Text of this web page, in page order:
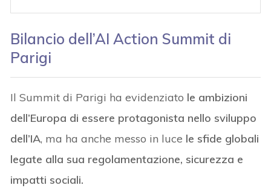
Bilancio dell’AI Action Summit di
Parigi
Il Summit di Parigi ha evidenziato le ambizioni
dell’Europa di essere protagonista nello sviluppo
dell’IA, ma ha anche messo in luce le sfide globali
legate alla sua regolamentazione, sicurezza e
impatti sociali.